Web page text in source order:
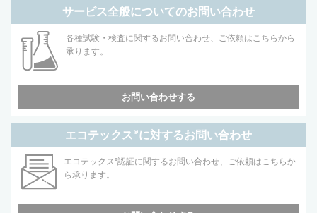
サービス全般についてのお問い合わせ
各種試験・検査に関するお問い合わせ、ご依頼はこちらから
承ります。
お問い合わせする
エコテックス®に対するお問い合わせ
エコテックス®認証に関するお問い合わせ、ご依頼はこちらか
ら承ります。